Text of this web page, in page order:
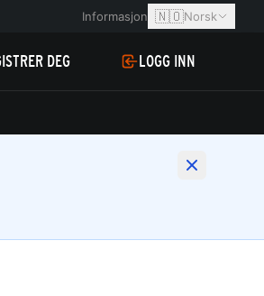
Informasjon 🇳🇴Norsk
DEG LOGG INN